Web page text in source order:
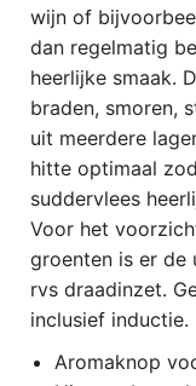
wijn of
dan regelmatig
heerlijke smaak.
braden, smoren,
uit meerdere
hitte optimaal
suddervlees
Voor het
groenten is er de
rvs draadinzet.
inclusief inductie.
Aromaknop